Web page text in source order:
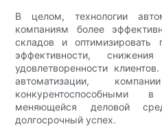
В целом, технологии
компаниям более
складов и
эффективности,
удовлетворенности
автоматизации,
конкурентоспособными
меняющейся деловой
долгосрочный успех.